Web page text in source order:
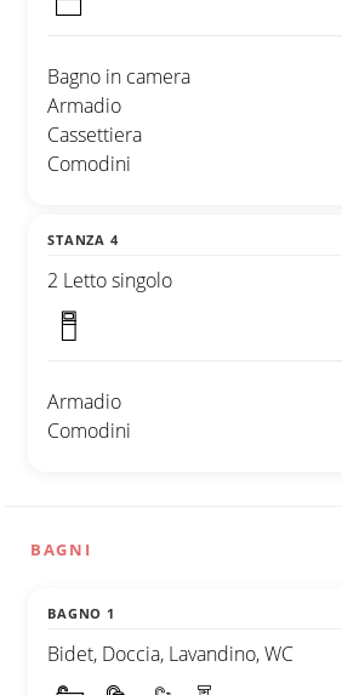
Bagno in camera
Armadio
Cassettiera
Comodini
STANZA 4
2 Letto singolo
Armadio
Comodini
BAGNI
BAGNO 1
Bidet, Doccia, Lavandino, WC